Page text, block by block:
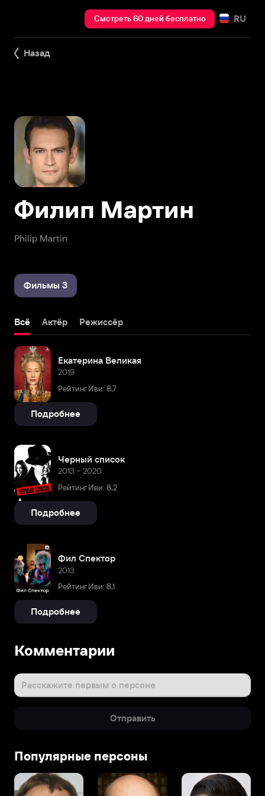
Смотреть 60 дней бесплатно RU
Назад
Philip Martin
Филип Мартин
Фильмы 3
Всё Актёр Режиссёр
Екатерина Великая
2019
Рейтинг Иви: 8,7
Подробнее
Черный список
2013 – 2020
Рейтинг Иви: 8,2
Подробнее
Фил Спектор
2013
Рейтинг Иви: 8,1
Подробнее
Комментарии
Расскажите первым о персоне
Отправить
Популярные персоны